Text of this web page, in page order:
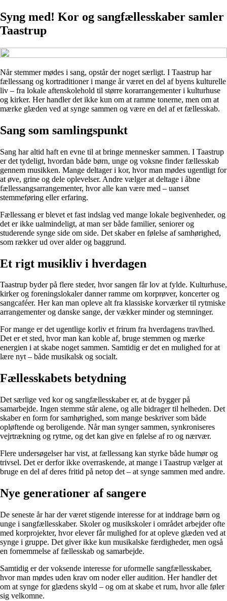
Syng med! Kor og sangfællesskaber samler
Taastrup
Når stemmer mødes i sang, opstår der noget særligt. I Taastrup har
fællessang og kortraditioner i mange år været en del af byens kulturelle
liv – fra lokale aftenskolehold til større korarrangementer i kulturhuse
og kirker. Her handler det ikke kun om at ramme tonerne, men om at
mærke glæden ved at synge sammen og være en del af et fællesskab.
Sang som samlingspunkt
Sang har altid haft en evne til at bringe mennesker sammen. I Taastrup
er det tydeligt, hvordan både børn, unge og voksne finder fællesskab
gennem musikken. Mange deltager i kor, hvor man mødes ugentligt for
at øve, grine og dele oplevelser. Andre vælger at deltage i åbne
fællessangsarrangementer, hvor alle kan være med – uanset
stemmeføring eller erfaring.
Fællessang er blevet et fast indslag ved mange lokale begivenheder, og
det er ikke ualmindeligt, at man ser både familier, seniorer og
studerende synge side om side. Det skaber en følelse af samhørighed,
som rækker ud over alder og baggrund.
Et rigt musikliv i hverdagen
Taastrup byder på flere steder, hvor sangen får lov at fylde. Kulturhuse,
kirker og foreningslokaler danner ramme om korprøver, koncerter og
sangcaféer. Her kan man opleve alt fra klassiske korværker til rytmiske
arrangementer og danske sange, der vækker minder og stemninger.
For mange er det ugentlige korliv et frirum fra hverdagens travlhed.
Det er et sted, hvor man kan koble af, bruge stemmen og mærke
energien i at skabe noget sammen. Samtidig er det en mulighed for at
lære nyt – både musikalsk og socialt.
Fællesskabets betydning
Det særlige ved kor og sangfællesskaber er, at de bygger på
samarbejde. Ingen stemme står alene, og alle bidrager til helheden. Det
skaber en form for samhørighed, som mange beskriver som både
opløftende og beroligende. Når man synger sammen, synkroniseres
vejrtrækning og rytme, og det kan give en følelse af ro og nærvær.
Flere undersøgelser har vist, at fællessang kan styrke både humør og
trivsel. Det er derfor ikke overraskende, at mange i Taastrup vælger at
bruge en del af deres fritid på netop det – at synge sammen med andre.
Nye generationer af sangere
De seneste år har der været stigende interesse for at inddrage børn og
unge i sangfællesskaber. Skoler og musikskoler i området arbejder ofte
med korprojekter, hvor elever får mulighed for at opleve glæden ved at
synge i gruppe. Det giver ikke kun musikalske færdigheder, men også
en fornemmelse af fællesskab og samarbejde.
Samtidig er der voksende interesse for uformelle sangfællesskaber,
hvor man mødes uden krav om noder eller audition. Her handler det
om at synge for glædens skyld – og om at skabe et rum, hvor alle føler
sig velkomne.